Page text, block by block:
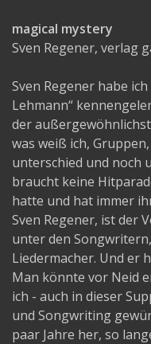
magical mystery
Sven Regener, verlag
Sven Regener habe
Lehmann“
der
was weiß ich,
unterschied und noch
braucht keine
hatte und hat immer
Sven Regener, ist der
unter den
Liedermacher. Und er
Man könnte vor Neid
ich - auch in dieser
und Songwriting
paar Jahre her, so